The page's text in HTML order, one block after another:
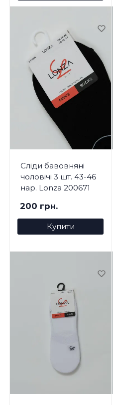
Сліди бавовняні
чоловічі 3 шт. 43-46
нар. Lonza 200671
200 грн.
Купити